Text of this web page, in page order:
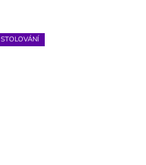
STOLOVÁNÍ